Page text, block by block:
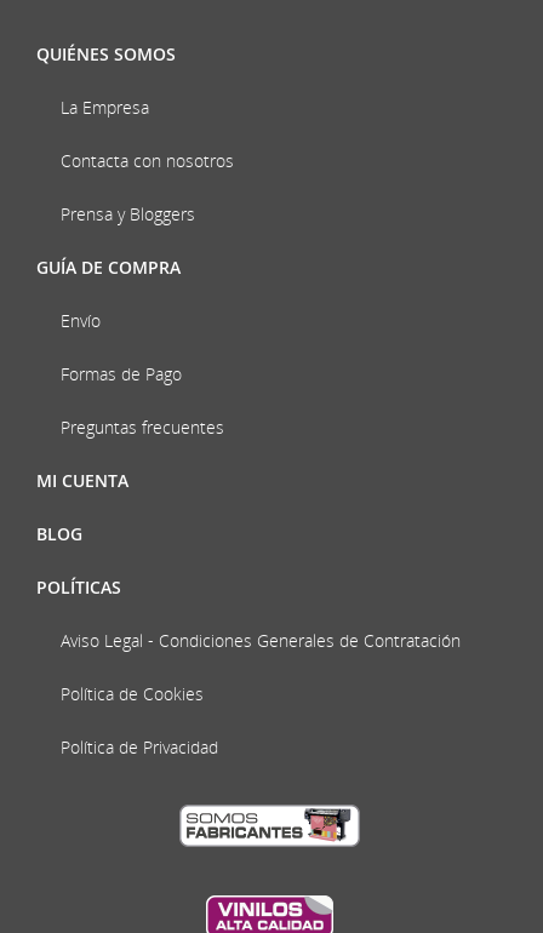
QUIÉNES SOMOS
La Empresa
Contacta con nosotros
Prensa y Bloggers
GUÍA DE COMPRA
Envío
Formas de Pago
Preguntas frecuentes
MI CUENTA
BLOG
POLÍTICAS
Aviso Legal - Condiciones Generales de Contratación
Política de Cookies
Política de Privacidad